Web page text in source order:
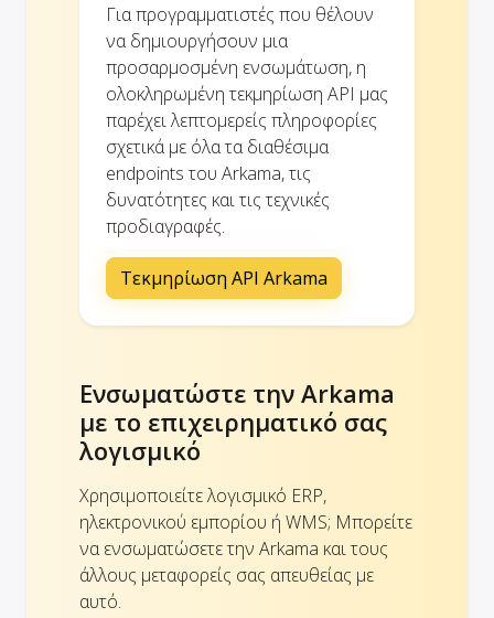
Για προγραμματιστές που θέλουν
να δημιουργήσουν μια
προσαρμοσμένη ενσωμάτωση, η
ολοκληρωμένη τεκμηρίωση API μας
παρέχει λεπτομερείς πληροφορίες
σχετικά με όλα τα διαθέσιμα
endpoints του Arkama, τις
δυνατότητες και τις τεχνικές
προδιαγραφές.
Τεκμηρίωση API Arkama
Ενσωματώστε την Arkama
με το επιχειρηματικό σας
λογισμικό
Χρησιμοποιείτε λογισμικό ERP,
ηλεκτρονικού εμπορίου ή WMS; Μπορείτε
να ενσωματώσετε την Arkama και τους
άλλους μεταφορείς σας απευθείας με
αυτό.